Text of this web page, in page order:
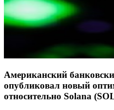
Американский
опубликовал новый
относительно Solana